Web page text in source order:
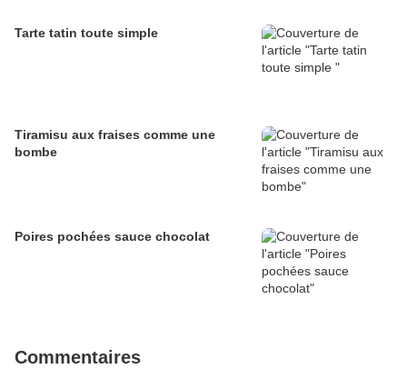
Tarte tatin toute simple
Tiramisu aux fraises comme une
bombe
Poires pochées sauce chocolat
Commentaires